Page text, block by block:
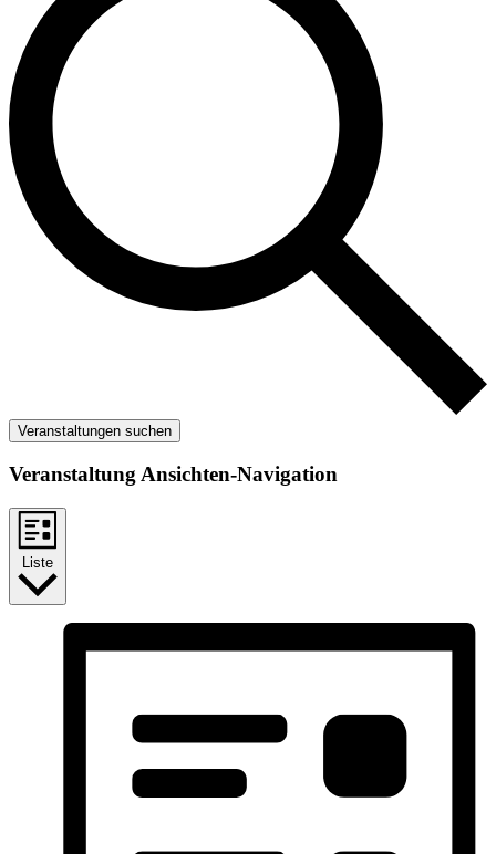
Veranstaltungen suchen
Veranstaltung Ansichten-Navigation
Liste